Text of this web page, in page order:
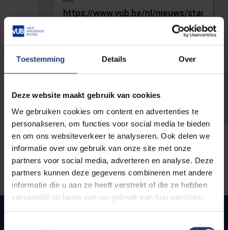
Toestemming Details Over
Deze website maakt gebruik van cookies
We gebruiken cookies om content en advertenties te
personaliseren, om functies voor social media te bieden
en om ons websiteverkeer te analyseren. Ook delen we
informatie over uw gebruik van onze site met onze
partners voor social media, adverteren en analyse. Deze
partners kunnen deze gegevens combineren met andere
informatie die u aan ze heeft verstrekt of die ze hebben
verzameld op basis van uw gebruik van hun services.
De volledige URL van de pagina waar je de fout zag.